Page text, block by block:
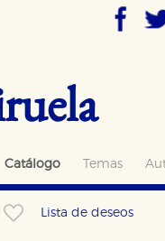
Catálogo Temas
Lista de deseos